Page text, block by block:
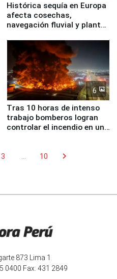
Histórica sequía en Europa
afecta cosechas,
navegación fluvial y plantas
6
Tras 10 horas de intenso
trabajo bomberos logran
controlar el incendio en una
3 10 chevron_right
873 Lima 1
0400 Fax: 431 2849